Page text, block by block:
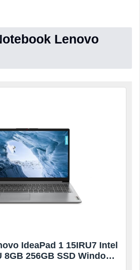
Lenovo
IdeaPad 1 15IRU7 Intel
8GB 256GB SSD Windows